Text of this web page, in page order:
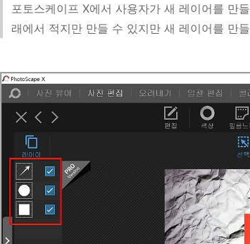
포토스케이프 X에서 사용자가 새 레이어를 만
래에서 적지만 만들 수 있지만 새 레이어를 만